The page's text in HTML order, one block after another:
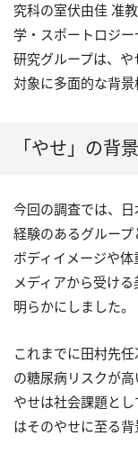
究科の室伏由佳 准
学・スポートロジ
研究グループは、
対象に多面的な背景
「やせ」の背
今回の調査では、
経験のあるグルー
ボディイメージや体
メディアから受け
明らかにしました。
これまでに田村先
の糖尿病リスクが
やせは社会課題と
はそのやせに至る背